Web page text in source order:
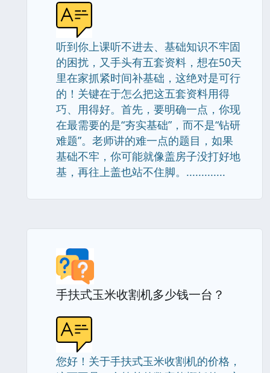
听到你上课听不进去、基础知识不牢固
的困扰，又手头有五套资料，想在50天
里在家抓紧时间补基础，这绝对是可行
的！关键在于怎么把这五套资料用得
巧、用得好。首先，要明确一点，你现
在最需要的是“夯实基础”，而不是“钻研
难题”。老师讲的难一点的题目，如果
基础不牢，你可能就像盖房子没打好地
基，再往上盖也站不住脚。.............
手扶式玉米收割机多少钱一台？
您好！关于手扶式玉米收割机的价格，